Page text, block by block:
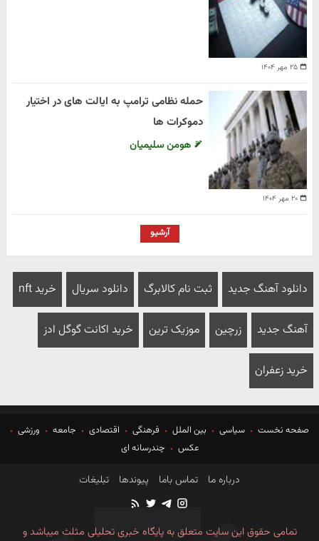
۲۵ مهر ۱۴۰۴
۲۰ مهر ۱۴۰۴
حمله نظامی ترامپ به ایالت های در اختیار
دموکرات ها
هومن سلیمیان
آرشیو
دانلود آهنگ جدید ثبت نام کالابرگ دانلود سریال خرید nft
آهنگ جدید زرچین موزیک ترین خرید اکانت گوگل ادز
خرید زعفران
صفحه نخست سیاسی بین الملل فرهنگی اقتصادی جامعه
ورزشی
عکس
چندرسانه ای
درباره ما تماس باما پیوندها تبلیغات
تمامی حقوق این سایت متعلق به پایگاه خبری تحلیلی مثلث میباشد و